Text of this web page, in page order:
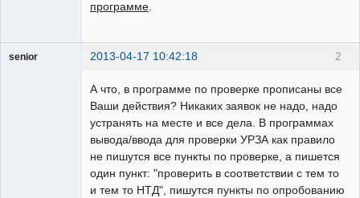
программе
2
senior 2013-04-17 10:42:18
А что, в программе по проверке прописаны все
Ваши действия? Никаких заявок не надо, надо
устранять на месте и все дела. В программах
вывода/ввода для проверки УРЗА как правило
не пишутся все пункты по проверке, а пишется
один пункт: "проверить в соответствии с тем то
и тем то НТД", пишутся пункты по опробованию